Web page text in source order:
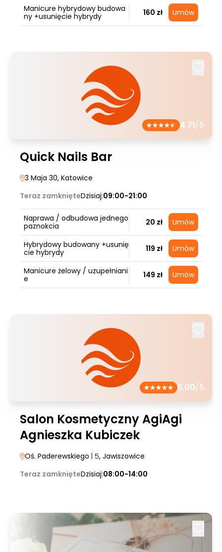
Manicure hybrydowy budowa
ny +usunięcie hybrydy
160 zł Umów
4.71/5
Quick Nails Bar
3 Maja 30, Katowice
Teraz zamknięteDzisiaj:09:00-21:00
Naprawa / odbudowa jednego
paznokcia
20 zł Umów
Hybrydowy budowany +usunię
cie hybrydy
119 zł Umów
Manicure żelowy / uzupełniani
e
149 zł Umów
5.00/5
Salon Kosmetyczny AgiAgi
Agnieszka Kubiczek
Oś. Paderewskiego | 5, Jawiszowice
Teraz zamknięteDzisiaj:08:00-14:00